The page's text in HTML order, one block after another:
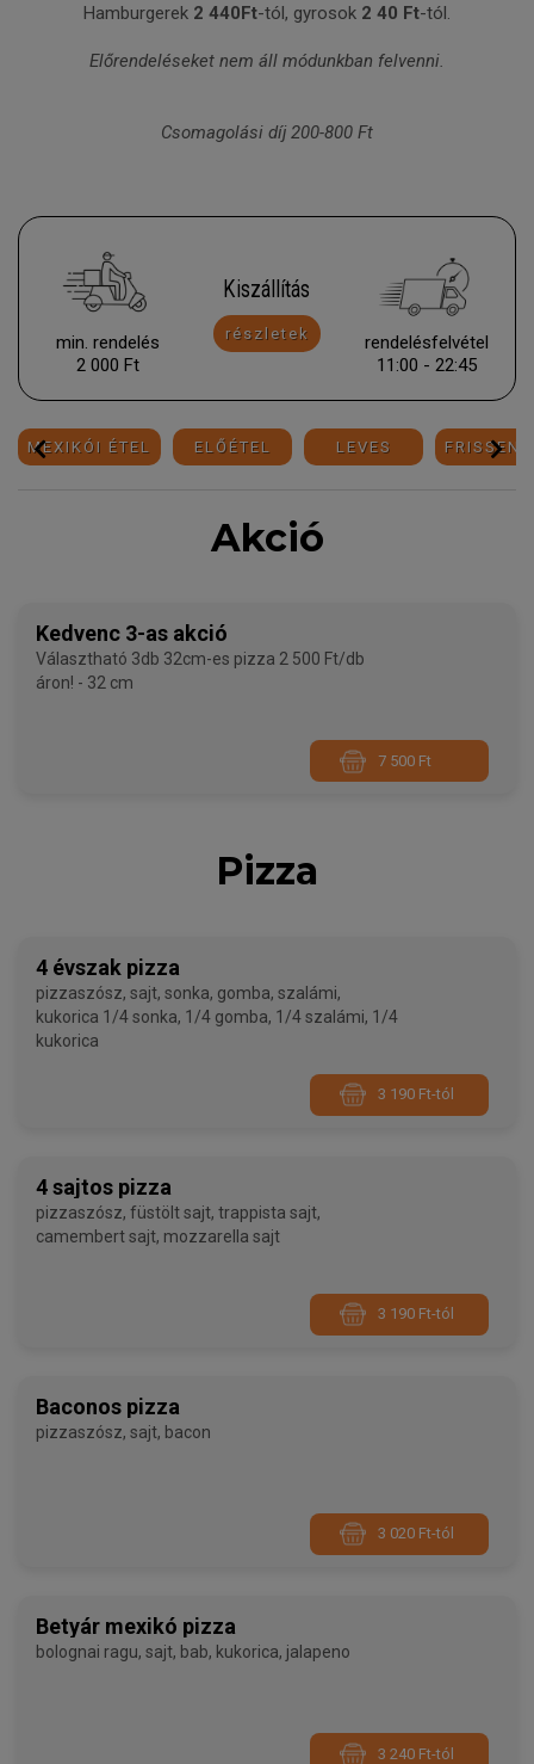
Hamburgerek 2 440Ft-tól, gyrosok 2 40 Ft-tól.
Előrendeléseket nem áll módunkban felvenni.
Csomagolási díj 200-800 Ft
min. rendelés
2 000 Ft
Kiszállítás
részletek
rendelésfelvétel
11:00 - 22:45
MEXIKÓI ÉTEL ELŐÉTEL LEVES
Akció
Kedvenc 3-as akció
Választható 3db 32cm-es pizza 2 500 Ft/db
áron! - 32 cm
7 500 Ft
Pizza
4 évszak pizza
pizzaszósz, sajt, sonka, gomba, szalámi,
kukorica 1/4 sonka, 1/4 gomba, 1/4 szalámi, 1/4
kukorica
3 190 Ft-tól
4 sajtos pizza
pizzaszósz, füstölt sajt, trappista sajt,
camembert sajt, mozzarella sajt
3 190 Ft-tól
Baconos pizza
pizzaszósz, sajt, bacon
3 020 Ft-tól
Betyár mexikó pizza
bolognai ragu, sajt, bab, kukorica, jalapeno
3 240 Ft-tól